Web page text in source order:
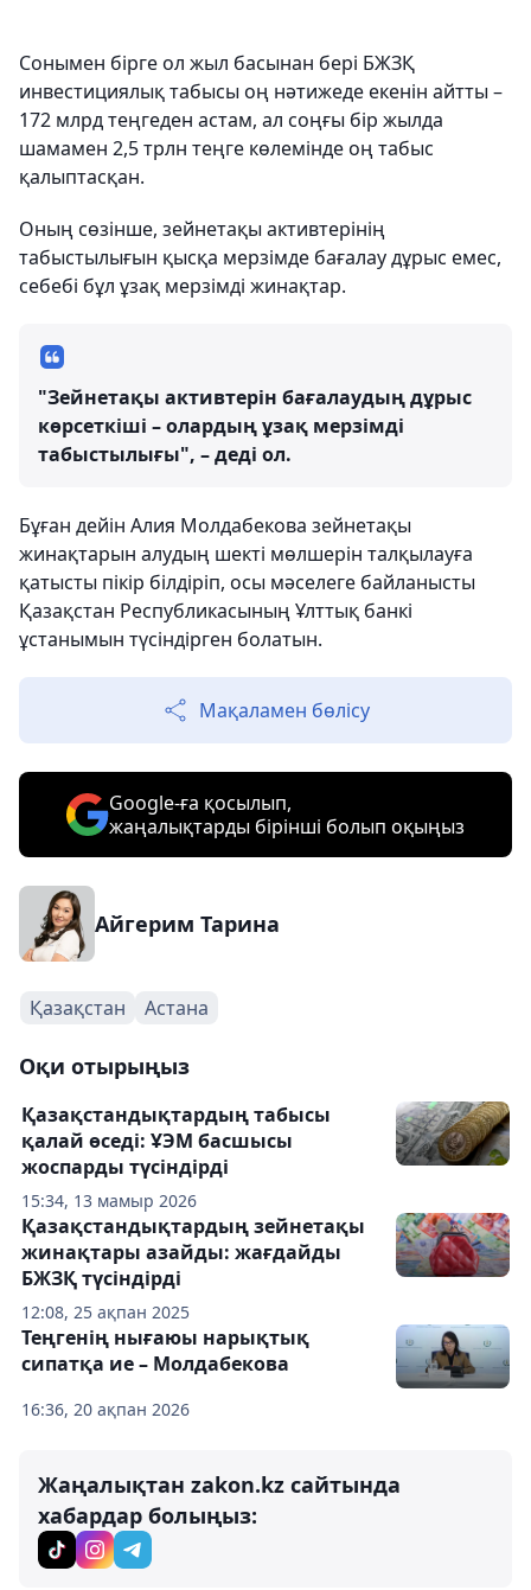
Сонымен бірге ол жыл басынан бері БЖЗҚ
инвестициялық табысы оң нәтижеде екенін айтты –
172 млрд теңгеден астам, ал соңғы бір жылда
шамамен 2,5 трлн теңге көлемінде оң табыс
қалыптасқан.
Оның сөзінше, зейнетақы активтерінің
табыстылығын қысқа мерзімде бағалау дұрыс емес,
себебі бұл ұзақ мерзімді жинақтар.
"Зейнетақы активтерін бағалаудың дұрыс
көрсеткіші – олардың ұзақ мерзімді
табыстылығы", – деді ол.
Бұған дейін Алия Молдабекова зейнетақы
жинақтарын алудың шекті мөлшерін талқылауға
қатысты пікір білдіріп, осы мәселеге байланысты
Қазақстан Республикасының Ұлттық банкі
ұстанымын түсіндірген болатын.
Мақаламен бөлісу
Google-ға қосылып,
жаңалықтарды бірінші болып оқыңыз
Айгерим Тарина
Қазақстан Астана
Оқи отырыңыз
15:34, 13 мамыр 2026
Қазақстандықтардың табысы
қалай өседі: ҰЭМ басшысы
жоспарды түсіндірді
12:08, 25 ақпан 2025
Қазақстандықтардың зейнетақы
жинақтары азайды: жағдайды
БЖЗҚ түсіндірді
16:36, 20 ақпан 2026
Теңгенің нығаюы нарықтық
сипатқа ие – Молдабекова
Жаңалықтан zakon.kz сайтында
хабардар болыңыз: